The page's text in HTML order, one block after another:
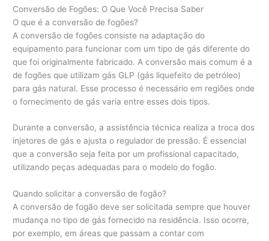
Conversão de Fogões: O Que Você Precisa Saber
O que é a conversão de fogões?
A conversão de fogões consiste na adaptação do
equipamento para funcionar com um tipo de gás diferente do
que foi originalmente fabricado. A conversão mais comum é a
de fogões que utilizam gás GLP (gás liquefeito de petróleo)
para gás natural. Esse processo é necessário em regiões onde
o fornecimento de gás varia entre esses dois tipos.
Durante a conversão, a assistência técnica realiza a troca dos
injetores de gás e ajusta o regulador de pressão. É essencial
que a conversão seja feita por um profissional capacitado,
utilizando peças adequadas para o modelo do fogão.
Quando solicitar a conversão de fogão?
A conversão de fogão deve ser solicitada sempre que houver
mudança no tipo de gás fornecido na residência. Isso ocorre,
por exemplo, em áreas que passam a contar com